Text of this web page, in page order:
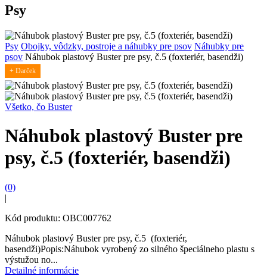
Psy
Psy Obojky, vôdzky, postroje a náhubky pre psov Náhubky pre
psov Náhubok plastový Buster pre psy, č.5 (foxteriér, basendži)
+ Darček
Všetko, čo Buster
Náhubok plastový Buster pre
psy, č.5 (foxteriér, basendži)
(0)
|
Kód produktu: OBC007762
Náhubok plastový Buster pre psy, č.5 (foxteriér,
basendži)Popis:Náhubok vyrobený zo silného špeciálneho plastu s
výstužou no...
Detailné informácie